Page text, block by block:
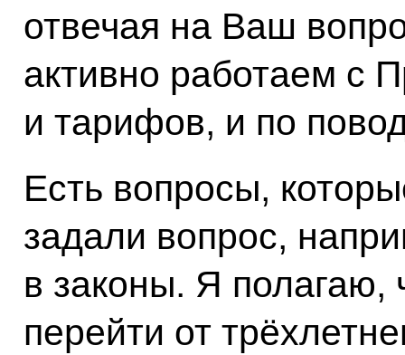
отвечая на Ваш
активно работаем с
и тарифов, и по
Есть вопросы,
задали вопрос,
в законы. Я полагаю,
перейти от